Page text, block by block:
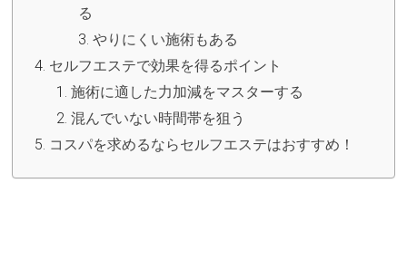
る
やりにくい施術もある
セルフエステで効果を得るポイント
施術に適した力加減をマスターする
混んでいない時間帯を狙う
コスパを求めるならセルフエステはおすすめ！